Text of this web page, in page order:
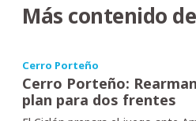
Más contenido
Cerro Porteño
Cerro Porteño:
plan para dos frentes